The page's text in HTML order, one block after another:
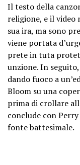
Il testo della
religione, e il video
sua ira, ma sono
viene portata
prete in tuta
unzione. In
dando fuoco a
Bloom su una
prima di crollare
conclude con
fonte battesimale.